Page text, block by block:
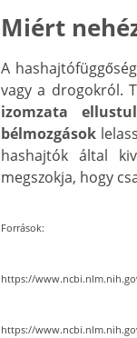
Miért
A
vagy a drogokról.
izomzata
bélmozgások
hashajtók által
megszokja, hogy
Források:
https://
https://